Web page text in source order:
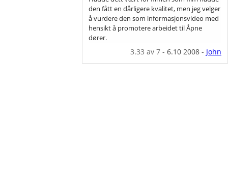
den fått en dårligere kvalitet, men jeg velger
å vurdere den som informasjonsvideo med
hensikt å promotere arbeidet til Åpne
dører.
3.33 av 7- 6.10 2008- John